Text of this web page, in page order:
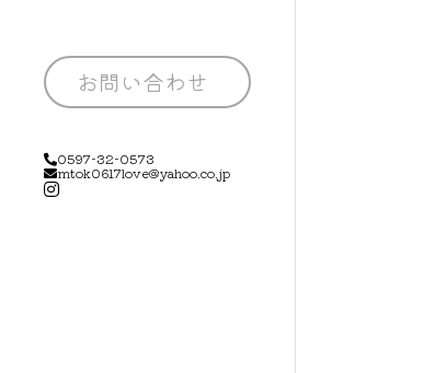
お問い合わせ
0597-32-0573
mtok0617love@yahoo.co.jp